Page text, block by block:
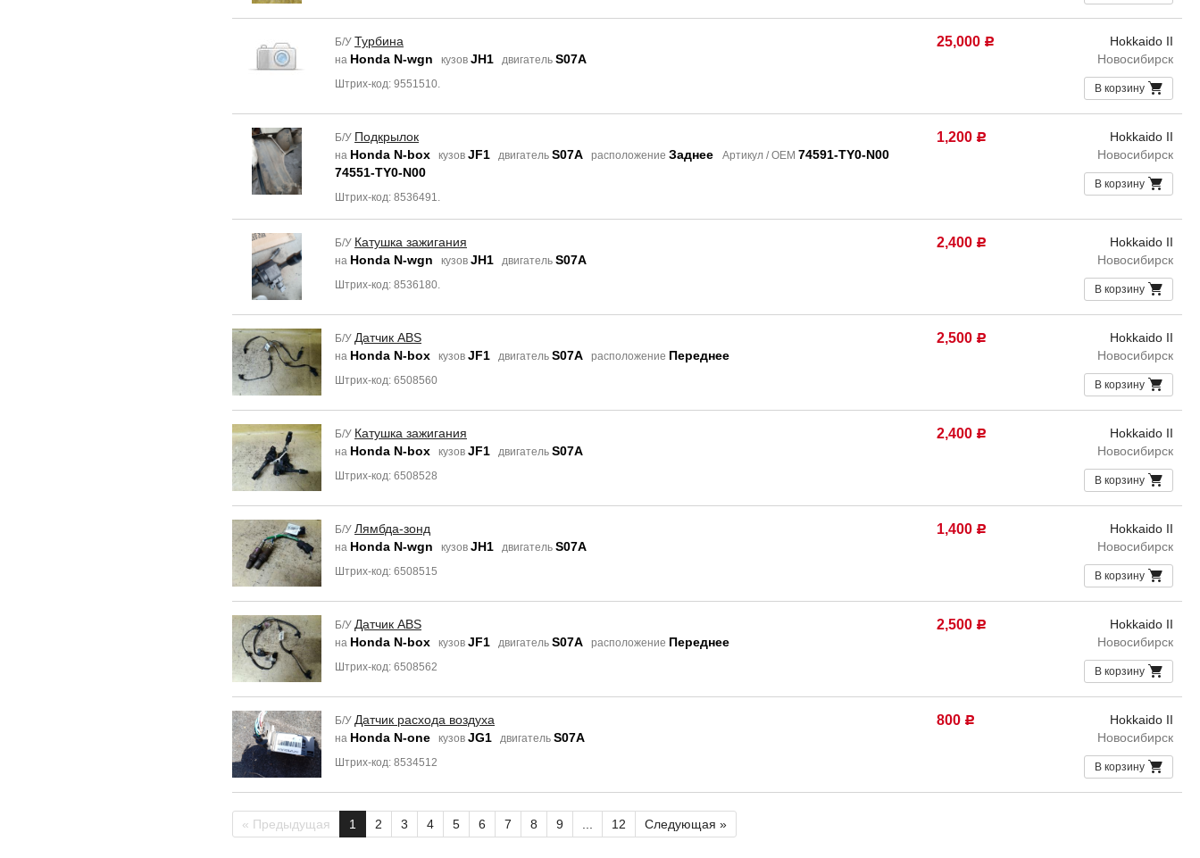
Б/У Турбина
на Honda N-wgn кузов JH1 двигатель S07A
Штрих-код: 9551510.
25,000 Р
Hokkaido II
Новосибирск
В корзину
Б/У Подкрылок
на Honda N-box кузов JF1 двигатель S07A расположение Заднее Артикул / OEM 74591-TY0-N00
74551-TY0-N00
Штрих-код: 8536491.
1,200 Р
Hokkaido II
Новосибирск
В корзину
Б/У Катушка зажигания
на Honda N-wgn кузов JH1 двигатель S07A
Штрих-код: 8536180.
2,400 Р
Hokkaido II
Новосибирск
В корзину
Б/У Датчик ABS
на Honda N-box кузов JF1 двигатель S07A расположение Переднее
Штрих-код: 6508560
2,500 Р
Hokkaido II
Новосибирск
В корзину
Б/У Катушка зажигания
на Honda N-box кузов JF1 двигатель S07A
Штрих-код: 6508528
2,400 Р
Hokkaido II
Новосибирск
В корзину
Б/У Лямбда-зонд
на Honda N-wgn кузов JH1 двигатель S07A
Штрих-код: 6508515
1,400 Р
Hokkaido II
Новосибирск
В корзину
Б/У Датчик ABS
на Honda N-box кузов JF1 двигатель S07A расположение Переднее
Штрих-код: 6508562
2,500 Р
Hokkaido II
Новосибирск
В корзину
Б/У Датчик расхода воздуха
на Honda N-one кузов JG1 двигатель S07A
Штрих-код: 8534512
800 Р
Hokkaido II
Новосибирск
В корзину
« Предыдущая 1 2 3 4 5 6 7 8 9 12 Следующая »